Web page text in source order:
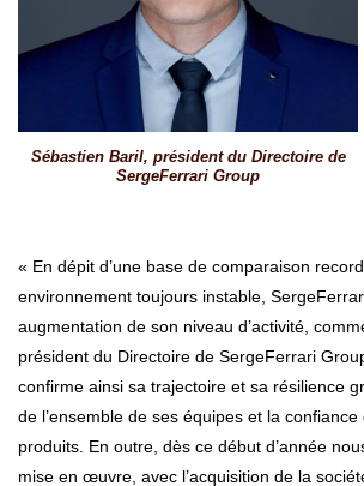
Sébastien Baril, président du Directoire de
SergeFerrari Group
« En dépit d’une base de comparaison record
environnement toujours instable,
augmentation de son niveau d’activité,
président du Directoire de SergeFerrari
confirme ainsi sa trajectoire et sa résilience
de l’ensemble de ses équipes et la
produits. En outre, dès ce début d’année
mise en œuvre, avec l’acquisition de la